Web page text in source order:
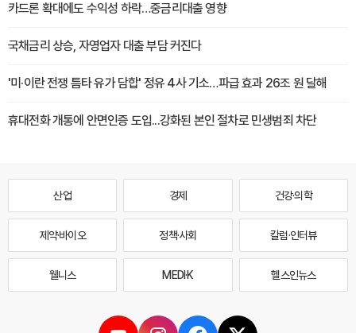
카드론 확대에도 수익성 하락…중금리대출 영향
국채금리 상승, 자영업자 대출 부담 커진다
'미·이란 전쟁 틈타 유가 담합' 정유 4사 기소…파급 효과 26조 원 달해
휴대전화 개통에 안면인증 도입...강화된 본인 절차로 민생범죄 차단
산업 경제 건강·의학
제약·바이오 정책·사회 칼럼·인터뷰
웰니스 MEDI·K 헬스인뉴스